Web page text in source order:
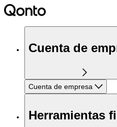
Cuenta de
Cuenta de empresa
Herramientas